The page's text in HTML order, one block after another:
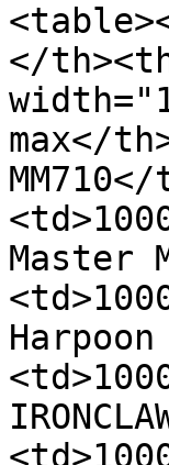
</
max</
Master